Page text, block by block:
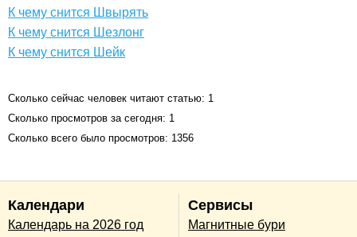
К чему снится Швырять
К чему снится Шезлонг
К чему снится Шейк
Сколько сейчас человек читают статью: 1
Сколько просмотров за сегодня: 1
Сколько всего было просмотров: 1356
Календари
Календарь на 2026 год
Сервисы
Магнитные бури